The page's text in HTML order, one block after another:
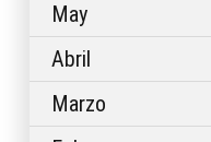
May
Abril
Marzo